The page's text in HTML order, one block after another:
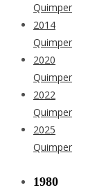
Quimper
2014
Quimper
2020
Quimper
2022
Quimper
2025
Quimper
1980